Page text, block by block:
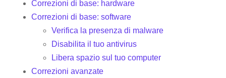
Correzioni di base: hardware
Correzioni di base: software
Verifica la presenza di malware
Disabilita il tuo antivirus
Libera spazio sul tuo computer
Correzioni avanzate